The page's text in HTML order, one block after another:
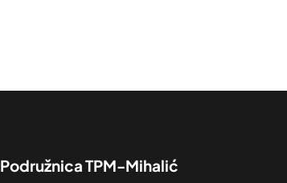
Podružnica TPM-Mihalić